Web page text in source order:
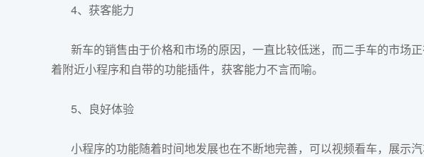
4、获客能力
新车的销售由于价格和市场的原因，一直比较低迷，而二手车的市场
着附近小程序和自带的功能插件，获客能力不言而喻。
5、良好体验
小程序的功能随着时间地发展也在不断地完善，可以视频看车，展示